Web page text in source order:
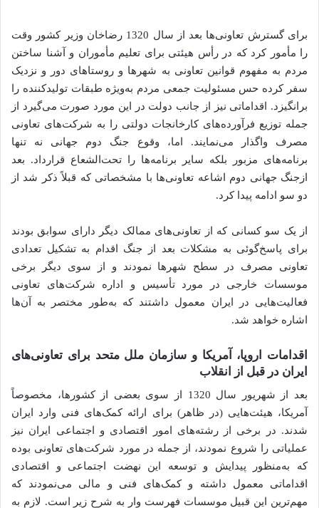
برای گسترش تعاونی‌ها بعد از سال 1320 رضاخان وزیر کشور وقت
را مأمور کرد که در رأس هیئتی برای تعلیم مأموران و آشنا ساختن
مردم به مفهوم قوانین تعاونی به شهرها و روستاهای دور و نزدیک
سفر کرده حس مسئولیت جمعی مردم به‌ویژه طبقات تولیدکننده را
برانگیزد. اقداماتی نیز از جانب دولت در این مورد صورت می‌گیرد از
جمله توزیع فرآورده‌های کارخانجات دولتی را به شرکت‌های تعاونی
مصرف واگذار می‌نمایند. اما، وقوع جنگ دوم جهانی نه تنها
برنامه‌های مزبور بلکه سایر برنامه‌ها را تحت‌الشعاع قرارداد. بعد
ازجنگ جهانی دوم اشاعه تعاونی‌ها با مشخصاتی که قبلاً ذکر شد از
دو سو ادامه پیدا کرد.
از یک سو کسانی که از تعاونی‌های ممالک دیگر دارای سوابق بودند
برای پاسخ‌گوئی به مشکلات بعد از جنگ اقدام به تشکیل تعدادی
تعاونی مصرف در سطح شهرها نمودند و از سوی دیگر برخی
موسسات خارجی در مورد تأسیس و اداره شرکت‌های تعاونی
فعالیت‌هایی در ایران معمول داشتند که به‌طور مختصر به آن‌ها
اشاره خواهد شد.
اقدامات اروپا، آمریکا و سازمان ملل متحد برای تعاونی‌های
ایران در قبل از انقلاب
بعد از شهریور سال 1320 از سوی بعضی از کشورها، مخصوصاً
آمریکا، هیئت‌هایی (در ظاهر) برای ارائه کمک‌های فنی وارد ایران
شدند. در برخی از رشته‌های امور اقتصادی و اجتماعی ایران نیز
عملیاتی را شروع نمودند، از جمله در مورد شرکت‌های تعاونی بوده
که به‌منظور پیدایش و توسعه این نهضت اجتماعی و اقتصادی
اقداماتی معمول داشته و کمک‌های فنی و مالی می‌نمودند که
مهم‌ترین این قبیل موسسات فهرست وار به شرح زیر است. لازم به